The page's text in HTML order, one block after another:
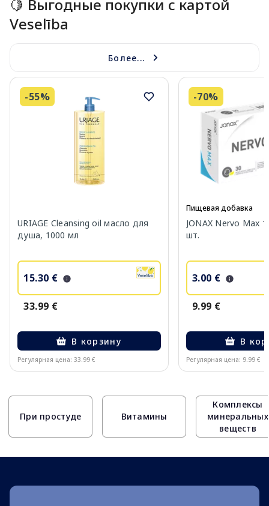
🍋 Выгодные покупки с картой
Veselība
Более...
-55%
URIAGE Cleansing oil масло для
душа, 1000 мл
15.30 €
33.99 €
В корзину
Регулярная цена: 33.99 €
-70%
Пищевая добавка
JONAX Nervo Max
шт.
3.00 €
9.99 €
В
Регулярная цена: 9.99 €
При простуде Витамины
Комплексы
минеральных
веществ